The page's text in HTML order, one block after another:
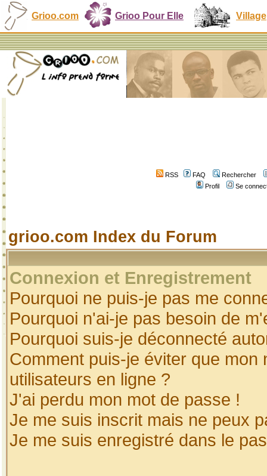
Grioo.com Grioo Pour Elle Village
RSS FAQ
Rechercher
Profil
Se
grioo.com Index du Forum
Connexion et Enregistrement
Pourquoi ne puis-je pas me
Pourquoi n'ai-je pas besoin de
Pourquoi suis-je déconnecté
Comment puis-je éviter que
utilisateurs en ligne ?
J'ai perdu mon mot de passe !
Je me suis inscrit mais ne peux
Je me suis enregistré dans le